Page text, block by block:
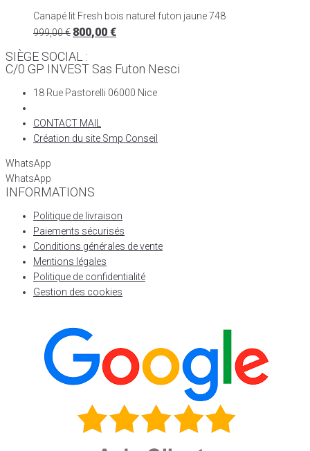
Canapé lit Fresh bois naturel futon jaune 748
999,00€ 800,00 €
SIÈGE SOCIAL :
C/0 GP INVEST Sas Futon Nesci
18 Rue Pastorelli 06000 Nice
CONTACT MAIL
Création du site Smp Conseil
WhatsApp
WhatsApp
INFORMATIONS
Politique de livraison
Paiements sécurisés
Conditions générales de vente
Mentions légales
Politique de confidentialité
Gestion des cookies